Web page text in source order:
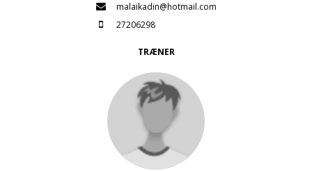
malaikadin@hotmail.com
27206298
TRÆNER